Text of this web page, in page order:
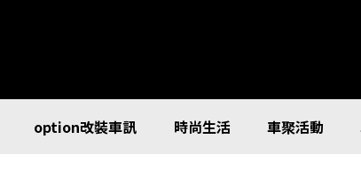
option改裝車訊 時尚生活 車聚活動